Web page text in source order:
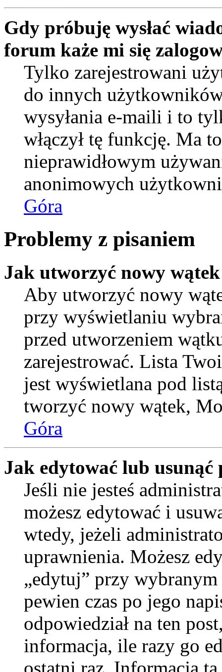
Gdy próbuję wysłać
forum każe mi się
Tylko zarejestrowani
do innych
wysyłania e-maili i to
włączył tę funkcję. Ma
nieprawidłowym
anonimowych
Góra
Problemy z pisaniem
Jak utworzyć nowy
Aby utworzyć nowy
przy wyświetlaniu
przed utworzeniem
zarejestrować. Lista
jest wyświetlana pod
tworzyć nowy wątek,
Góra
Jak edytować lub usunąć
Jeśli nie jesteś
możesz edytować i
wtedy, jeżeli
uprawnienia. Możesz
„edytuj” przy
pewien czas po jego
odpowiedział na ten
informacja, ile razy go
ostatni raz. Informacja